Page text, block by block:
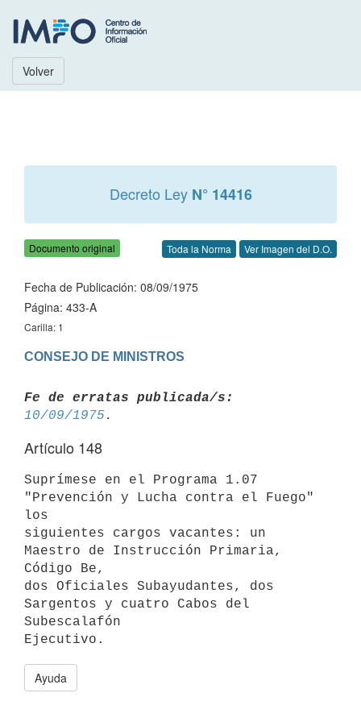
Volver
Decreto Ley N° 14416
Documento original Toda la Norma Ver Imagen del D.O.
Fecha de Publicación: 08/09/1975
Página: 433-A
Carilla: 1
CONSEJO DE MINISTROS
Fe de erratas publicada/s:
10/09/1975
Artículo 148
Suprímese en el Programa 1.07
"Prevención y Lucha contra el Fuego"
los
siguientes cargos vacantes: un
Maestro de Instrucción Primaria,
Código Be,
dos Oficiales Subayudantes, dos
Sargentos y cuatro Cabos del
Subescalafón
Ayuda